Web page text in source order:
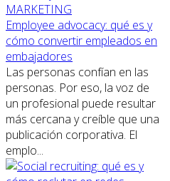
MARKETING
Employee advocacy: qué es y
cómo convertir empleados en
embajadores
Las personas confían en las
personas. Por eso, la voz de
un profesional puede resultar
más cercana y creíble que una
publicación corporativa. El
emplo...